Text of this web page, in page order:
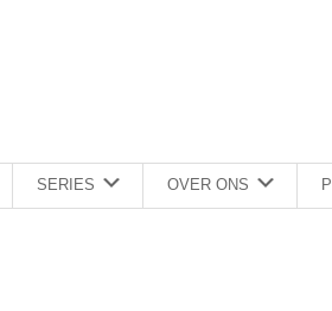
SERIES OVER ONS